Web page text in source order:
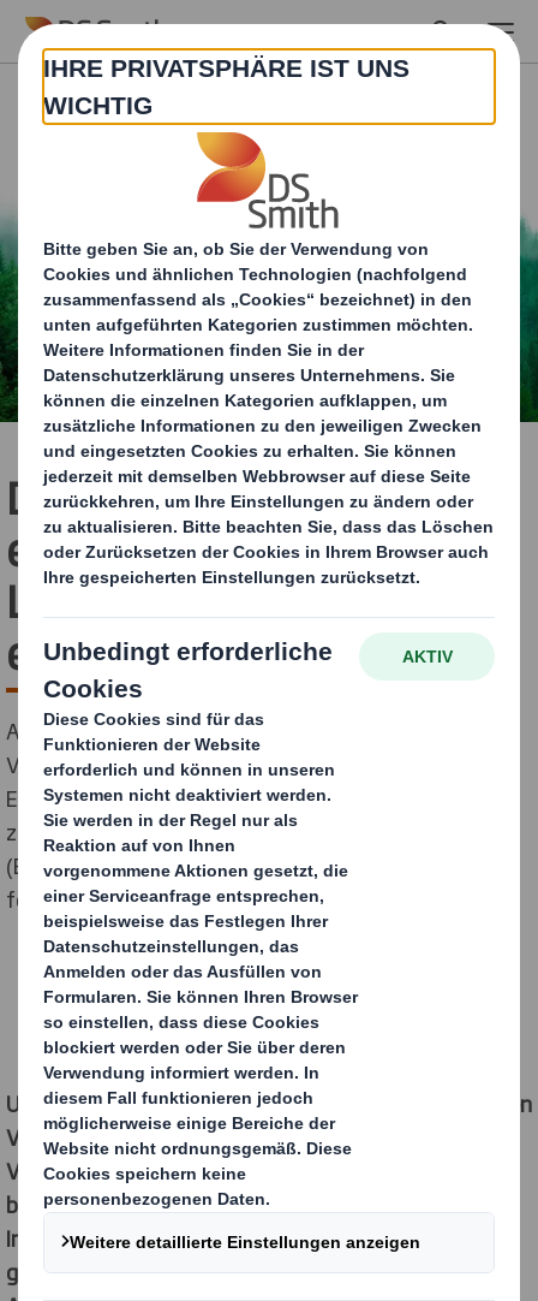
Skip to main content
Die EU-Verordnung zu
entwaldungsfreien
Lieferketten (EUDR) auf
einen Blick
Als führender Anbieter nachhaltiger
Verpackungslösungen unterstützt DS Smith das
Engagement der Europäischen Union, die Entwaldung
zu stoppen und durch die Entwaldungsverordnung
(EUDR) eine verantwortungsvolle Beschaffung zu
fördern, voll und ganz.
Um unseren Kunden dabei zu helfen, sich mit den neuen
Vorschriften vertraut zu machen, die die Zukunft der
Verpackungen und Lieferketten in der EU maßgeblich
beeinflussen werden, haben wir die wichtigsten
Informationen zur EUDR zusammengestellt. Dabei
gehen wir auf ihre Bedeutung, ihre Ziele sowie ihre